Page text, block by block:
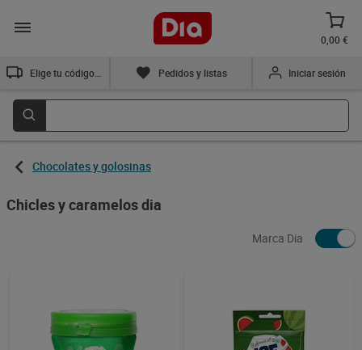
0,00 €
Pedidos y listas Iniciar sesión
Chocolates y golosinas
Chicles y caramelos dia
Marca Dia